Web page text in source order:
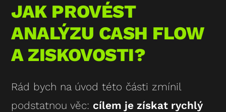
JAK PROVÉST
ANALÝZU CASH FLOW
A ZISKOVOSTI?
Rád bych na úvod této části zmínil
podstatnou věc: cílem je získat rychlý